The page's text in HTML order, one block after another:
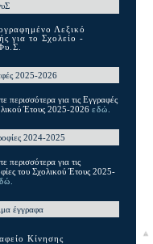
Λεξικό
για το Σχολείο -
2025-2026
περισσότερα για τις Εγγραφές
Έτους 2025-2026 εδώ.
2024-2025
περισσότερα για τις
του Σχολικού Έτους 2025-
έγγραφα
Κίνησης